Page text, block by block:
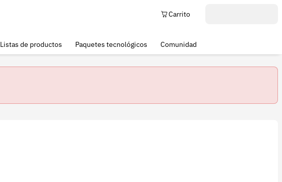
Carrito
Listas de productos Paquetes tecnológicos Comunidad